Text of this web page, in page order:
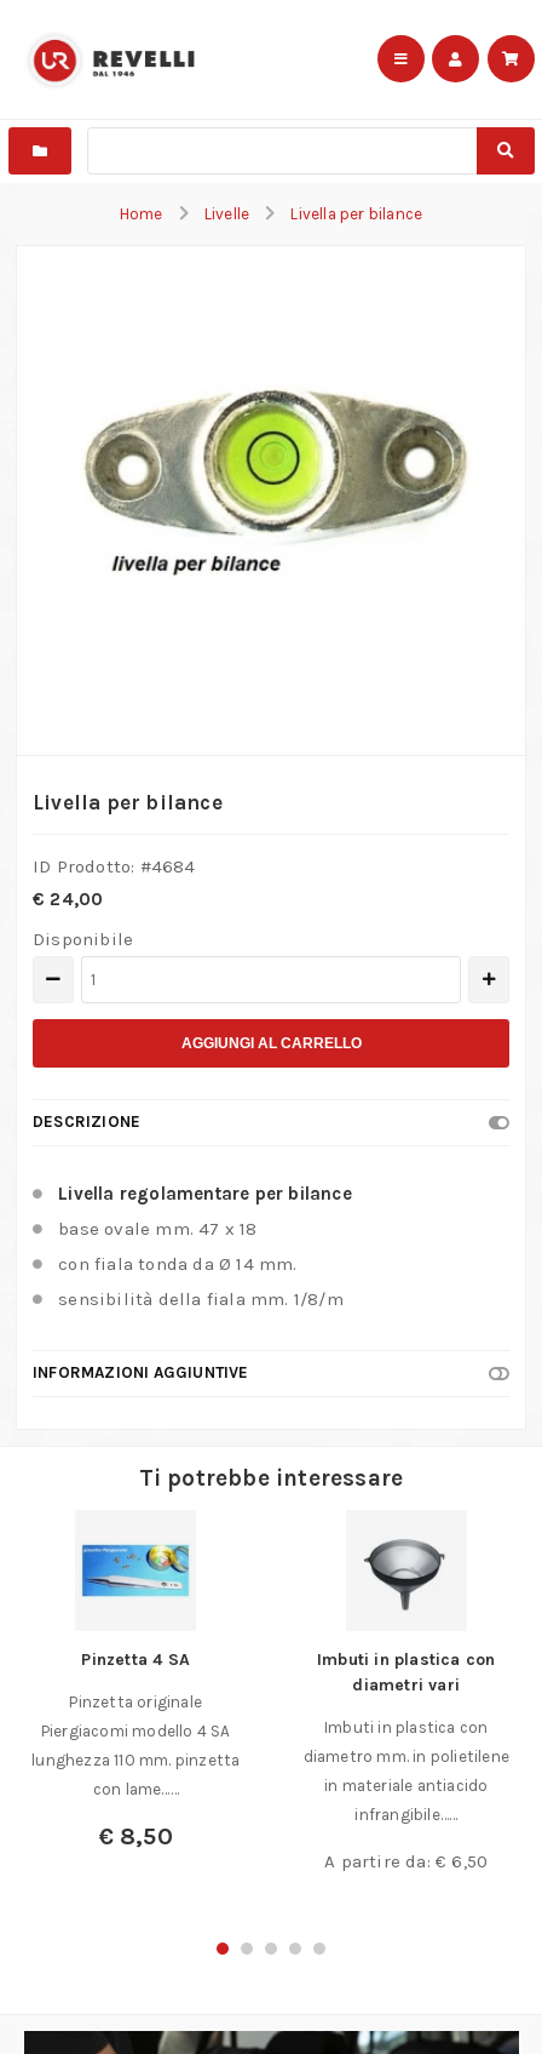
Home Livelle Livella per bilance
Livella per bilance
ID Prodotto: #4684
€ 24,00
Disponibile
quantità
AGGIUNGI AL CARRELLO
DESCRIZIONE
Livella regolamentare per bilance
base ovale mm. 47 x 18
con fiala tonda da Ø 14 mm.
sensibilità della fiala mm. 1/8/m
INFORMAZIONI AGGIUNTIVE
Ti potrebbe interessare
Pinzetta 4 SA
Pinzetta originale
Piergiacomi modello 4 SA
lunghezza 110 mm. pinzetta
con lame……
€8,50
Imbuti in plastica con
diametri vari
Imbuti in plastica con
diametro mm. in polietilene
in materiale antiacido
infrangibile……
A partire da:€ 6,50